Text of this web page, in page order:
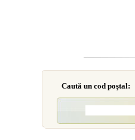
Caută un cod poştal: